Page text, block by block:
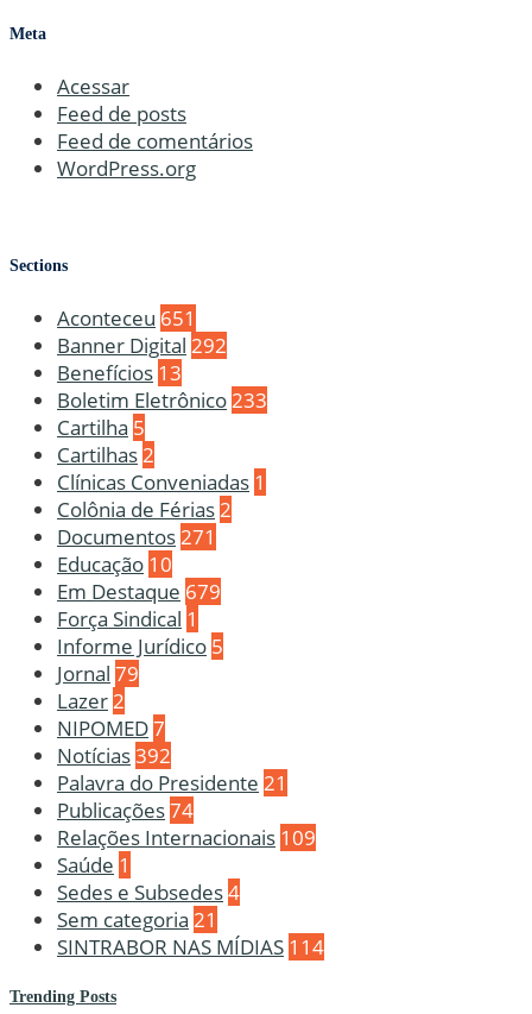
Meta
Acessar
Feed de posts
Feed de comentários
WordPress.org
Sections
Aconteceu 651
Banner Digital 292
Benefícios 13
Boletim Eletrônico 233
Cartilha 5
Cartilhas 2
Clínicas Conveniadas 1
Colônia de Férias 2
Documentos 271
Educação 10
Em Destaque 679
Força Sindical 1
Informe Jurídico 5
Jornal 79
Lazer 2
NIPOMED7
Notícias392
Palavra do Presidente 21
Publicações74
Relações Internacionais 109
Saúde 1
Sedes e Subsedes4
Sem categoria 21
SINTRABOR NAS MÍDIAS 114
Trending Posts